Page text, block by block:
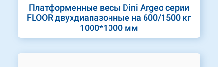
Платформенные весы Dini Argeo серии
FLOOR двухдиапазонные на 600/1500 кг
1000*1000 мм